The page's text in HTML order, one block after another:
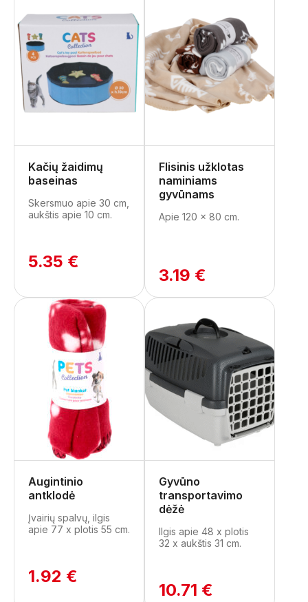
Kačių žaidimų
baseinas
Skersmuo apie 30 cm,
aukštis apie 10 cm.
5.35 €
Flisinis užklotas
naminiams
gyvūnams
Apie 120 x 80 cm.
3.19 €
Augintinio
antklodė
Įvairių spalvų, ilgis
apie 77 x plotis 55 cm.
1.92 €
Gyvūno
transportavimo
dėžė
Ilgis apie 48 x plotis
32 x aukštis 31 cm.
10.71 €